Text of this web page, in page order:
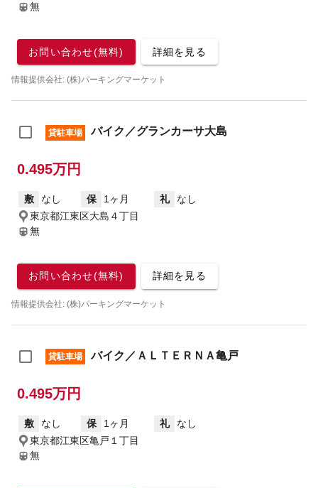
無
お問い合わせ(無料) 詳細を見る
情報提供会社: (株)パーキングマーケット
貸駐車場 バイク／グランカーサ大島
0.495万円
敷 なし 保 1ヶ月 礼
なし
東京都江東区大島４丁目
無
お問い合わせ(無料) 詳細を見る
情報提供会社: (株)パーキングマーケット
貸駐車場 バイク／ＡＬＴＥＲＮＡ亀戸
0.495万円
敷 なし 保 1ヶ月 礼
なし
東京都江東区亀戸１丁目
無